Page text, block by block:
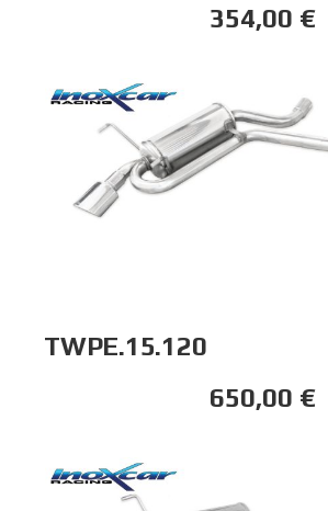
354,00 €
TWPE.15.120
650,00 €